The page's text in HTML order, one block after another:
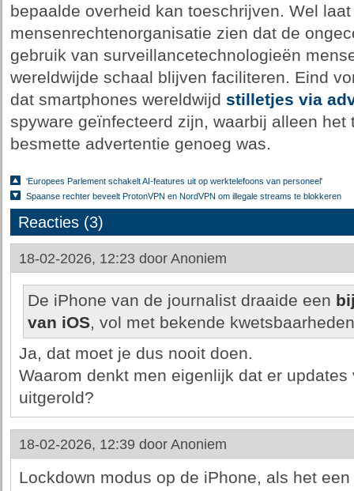
bepaalde overheid kan toeschrijven. Wel
mensenrechtenorganisatie zien dat de
gebruik van surveillancetechnologieën
wereldwijde schaal blijven faciliteren. Eind
dat smartphones wereldwijd stilletjes via
spyware geïnfecteerd zijn, waarbij alleen het
besmette advertentie genoeg was.
'Europees Parlement schakelt AI-features uit op werktelefoons van personeel'
Spaanse rechter beveelt ProtonVPN en NordVPN om illegale streams te blokkeren
Reacties (3)
18-02-2026, 12:23 door Anoniem
De iPhone van de journalist draaide een
van iOS, vol met bekende
Ja, dat moet je dus nooit doen.
Waarom denkt men eigenlijk dat er
uitgerold?
18-02-2026, 12:39 door Anoniem
Lockdown modus op de iPhone, als het